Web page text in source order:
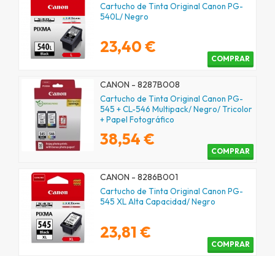
Cartucho de Tinta Original Canon PG-
540L/ Negro
23,40 €
COMPRAR
CANON - 8287B008
Cartucho de Tinta Original Canon PG-
545 + CL-546 Multipack/ Negro/ Tricolor
+ Papel Fotográfico
38,54 €
COMPRAR
CANON - 8286B001
Cartucho de Tinta Original Canon PG-
545 XL Alta Capacidad/ Negro
23,81 €
COMPRAR